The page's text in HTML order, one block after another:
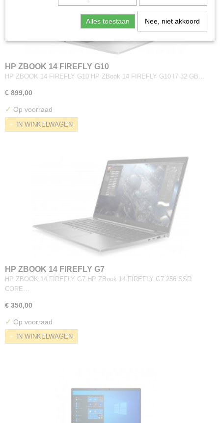
HP ZBOOK 14 FIREFLY G10
HP ZBOOK 14 FIREFLY G10 HP ZBook 14 FIREFLY G10 I7 32 GB…
€ 899,00
✓ Op voorraad
IN WINKELWAGEN
HP ZBOOK 14 FIREFLY G7
HP ZBOOK 14 FIREFLY G7 HP ZBook 14 FIREFLY G7 256 SSD
CORE…
€ 350,00
✓ Op voorraad
IN WINKELWAGEN
Alles toestaan Nee, niet akkoord